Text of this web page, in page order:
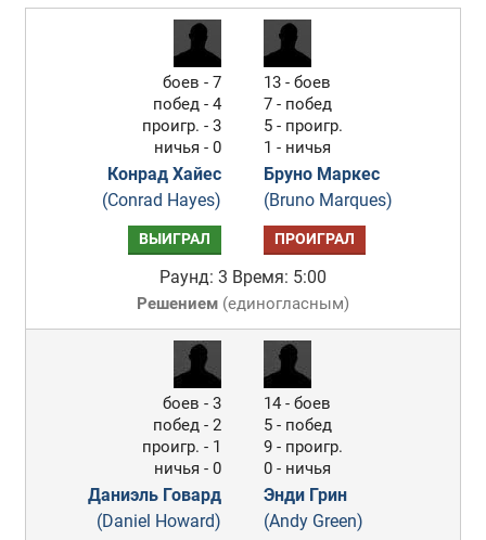
боев - 7
побед - 4
проигр. - 3
ничья - 0
Конрад Хайес
(Conrad Hayes)
13 - боев
7 - побед
5 - проигр.
1 - ничья
Бруно Маркес
(Bruno Marques)
ВЫИГРАЛ ПРОИГРАЛ
Раунд: 3 Время: 5:00
Решением(единогласным)
боев - 3
побед - 2
проигр. - 1
ничья - 0
Даниэль Говард
(Daniel Howard)
14 - боев
5 - побед
9 - проигр.
0 - ничья
Энди Грин
(Andy Green)